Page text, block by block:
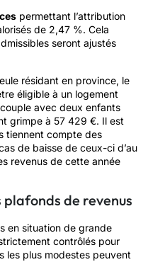
permettant l’attribution
de 2,47 %. Cela
seront ajustés
résidant en province, le
éligible à un logement
avec deux enfants
grimpe à 57 429 €. Il est
tiennent compte des
de baisse de ceux-ci d’au
revenus de cette année
de revenus
en situation de grande
contrôlés pour
les plus modestes peuvent